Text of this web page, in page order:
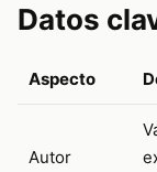
Datos
Aspecto
Autor